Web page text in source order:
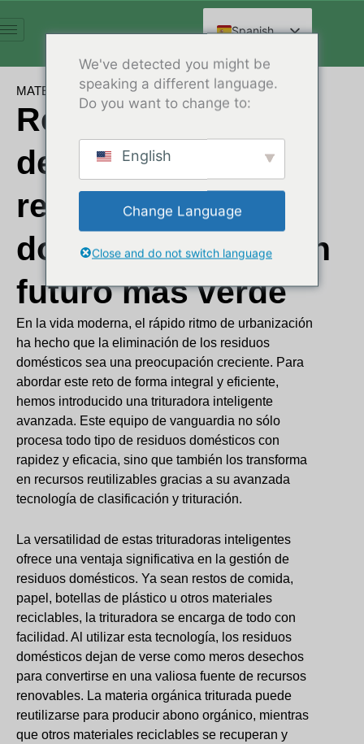
al
Spanish
English
Arabic
French
German
Russian
Hindi
Chinese
MATERIAL
Reciclaje eficiente
de materiales y
residuos
domésticos para un
futuro más verde
En la vida moderna, el rápido ritmo de urbanización
ha hecho que la eliminación de los residuos
domésticos sea una preocupación creciente. Para
abordar este reto de forma integral y eficiente,
hemos introducido una trituradora inteligente
avanzada. Este equipo de vanguardia no sólo
procesa todo tipo de residuos domésticos con
rapidez y eficacia, sino que también los transforma
en recursos reutilizables gracias a su avanzada
tecnología de clasificación y trituración.
La versatilidad de estas trituradoras inteligentes
ofrece una ventaja significativa en la gestión de
residuos domésticos. Ya sean restos de comida,
papel, botellas de plástico u otros materiales
reciclables, la trituradora se encarga de todo con
facilidad. Al utilizar esta tecnología, los residuos
domésticos dejan de verse como meros desechos
para convertirse en una valiosa fuente de recursos
renovables. La materia orgánica triturada puede
reutilizarse para producir abono orgánico, mientras
que otros materiales reciclables se recuperan y
We've detected you might be
speaking a different language.
Do you want to change to:
English
Change Language
Close and do not switch language